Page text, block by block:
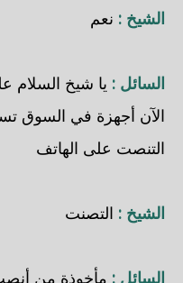
الشيخ : نعم
السائل : يا شيخ السلام
الآن أجهزة في السوق
التنصت على الهاتف
الشيخ : التصنت
السائل : مأخوذة من